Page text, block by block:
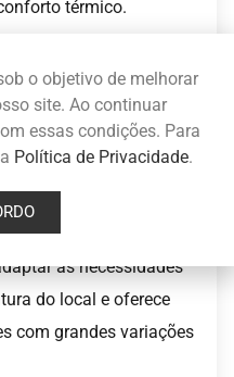
térmico.
natural, e seus
as venezianas
estão algumas
de aletas
às necessidades
do local e oferece
com grandes variações
o objetivo de melhorar
site. Ao continuar
essas condições. Para
Política de Privacidade.